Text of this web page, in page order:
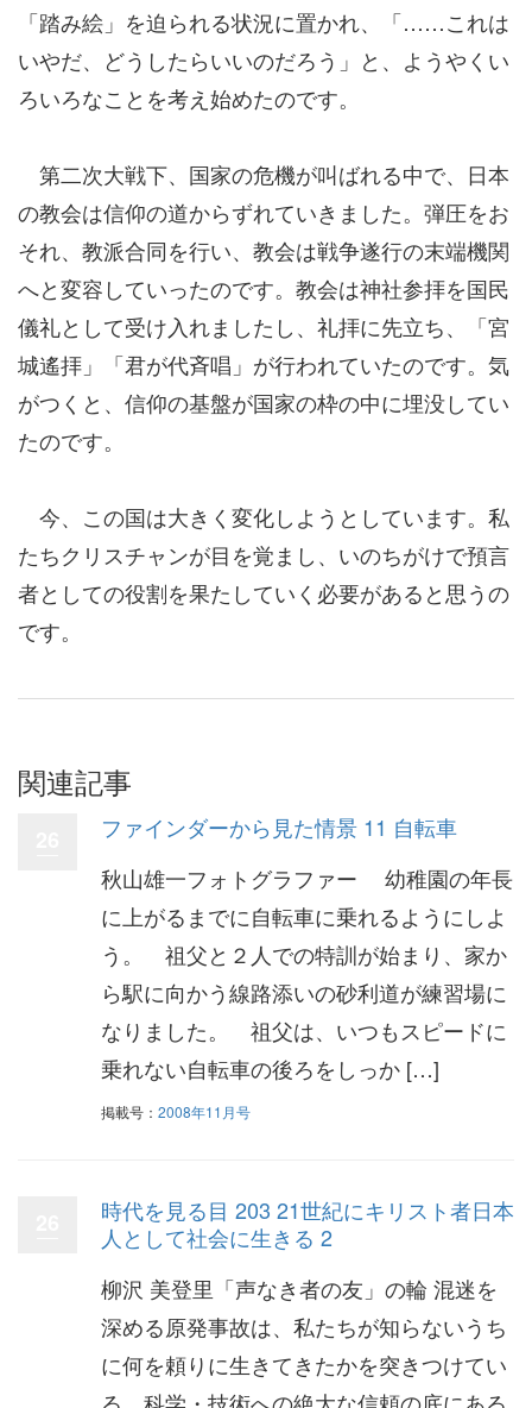
「踏み絵」を迫られる状況に置かれ、「……これは
いやだ、どうしたらいいのだろう」と、ようやくい
ろいろなことを考え始めたのです。
第二次大戦下、国家の危機が叫ばれる中で、日本
の教会は信仰の道からずれていきました。弾圧をお
それ、教派合同を行い、教会は戦争遂行の末端機関
へと変容していったのです。教会は神社参拝を国民
儀礼として受け入れましたし、礼拝に先立ち、「宮
城遙拝」「君が代斉唱」が行われていたのです。気
がつくと、信仰の基盤が国家の枠の中に埋没してい
たのです。
今、この国は大きく変化しようとしています。私
たちクリスチャンが目を覚まし、いのちがけで預言
者としての役割を果たしていく必要があると思うの
です。
関連記事
ファインダーから見た情景 11 自転車
秋山雄一フォトグラファー 幼稚園の年長
に上がるまでに自転車に乗れるようにしよ
う。 祖父と２人での特訓が始まり、家か
ら駅に向かう線路添いの砂利道が練習場に
なりました。 祖父は、いつもスピードに
乗れない自転車の後ろをしっか […]
掲載号： 2008年11月号
時代を見る目 203 21世紀にキリスト者日本
人として社会に生きる 2
柳沢 美登里「声なき者の友」の輪 混迷を
深める原発事故は、私たちが知らないうち
に何を頼りに生きてきたかを突きつけてい